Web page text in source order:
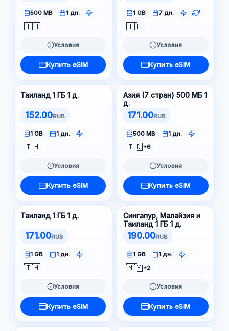
500 MB 1 дн.
🇹🇭
Условия
Купить eSIM
1 GB 7 дн.
🇹🇭
Условия
Купить eSIM
Таиланд 1 ГБ 1 д.
152.00RUB
1 GB 1 дн.
🇹🇭
Условия
Купить eSIM
Азия (7 стран) 500 МБ 1
д.
171.00RUB
500 MB 1 дн.
🇮🇩+6
Условия
Купить eSIM
Таиланд 1 ГБ 1 д.
171.00RUB
1 GB 1 дн.
🇹🇭
Условия
Купить eSIM
Сингапур, Малайзия и
Таиланд 1 ГБ 1 д.
190.00RUB
1 GB 1 дн.
🇲🇾+2
Условия
Купить eSIM